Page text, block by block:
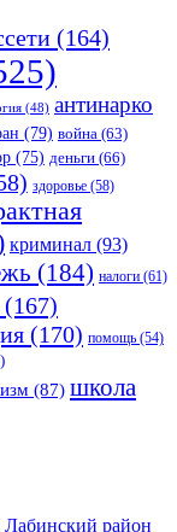
(164)
(48) антинарко
(79) война (63)
(75) деньги (66)
здоровье (58)
криминал (93)
(184) налоги (61)
(167)
(170) помощь (54)
(87) школа
район